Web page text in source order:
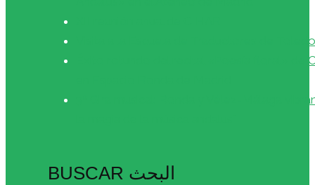
Visita a la Escuela de Traductores de Toledo
Éxito rotundo del recital «Poesía floral» de
3ª Gira musical: Ronda y Vélez-Málaga
BUSCAR البحث